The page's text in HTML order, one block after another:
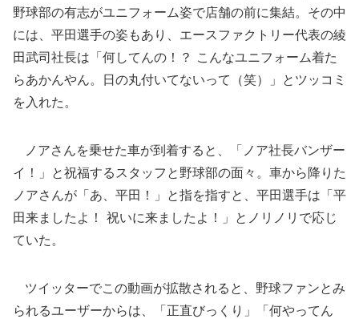
野球部の有志がユニフォーム姿で店舗の前に集結。その中
には、平田選手の姿もあり、エースファクトリー代表の綾
田武司社長は「何してんの！？ こんなユニフォーム着た
らあかんやん。日の丸付いてないって（笑）」とツッコミ
を入れた。
ノアさんを乗せた車が到着すると、「ノア社長バンザー
イ！」と祝福するスタッフと野球部の面々。車から降りた
ノアさんが「あ、平田！」と指を指すと、平田選手は「平
田来ましたよ！ 祝いに来ましたよ！」とノリノリで応じ
ていた。
ツイッターでこの動画が拡散されると、野球ファンとみ
られるユーザーからは、「正直びっくり」「何やってん